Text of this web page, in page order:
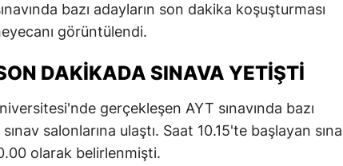
Çorum
Elazığ
bazı adayların son dakika koşuşturması
görüntülendi.
DAKIKADA SINAVA YETIŞTI
gerçekleşen AYT sınavında bazı
salonlarına ulaştı. Saat 10.15'te başlayan
olarak belirlenmişti.